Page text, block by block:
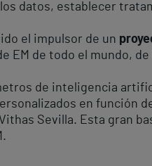
datos, establecer
el impulsor de un
EM de todo el mundo,
de inteligencia
en función
Sevilla. Esta gran